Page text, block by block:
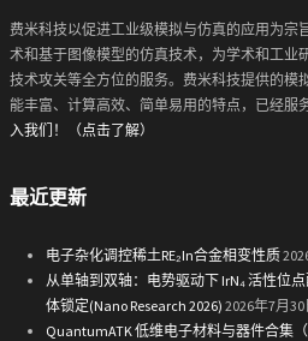
费米科技以促进工业级模拟与仿真的应用为宗
术和基于图像模型的仿真技术，为学术和工业
技术攻关等全方位的服务。费米科技提供的模
能丰富、计算高效、简单易用的特点，已经服
入我们！（点击了解）
最近更新
电子杂化调控稀土RE₂In合金相变性质
从单轴到双轴：电势驱动下 IrN₄ 活性位
体锁定(Nano Research 2026) 2026年7月30
QuantumATK 低维电子材料与器件合集（